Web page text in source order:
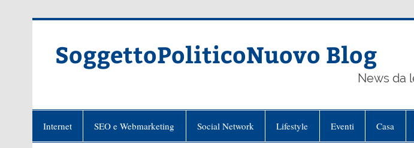
SoggettoPoliticoNuovo Blog
News da
Internet SEO e Webmarketing Social Network Lifestyle Eventi Casa